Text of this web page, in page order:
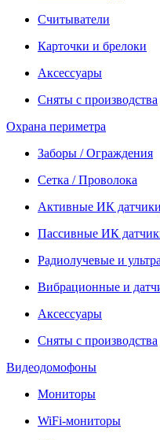
Считыватели
Карточки и брелоки
Аксессуары
Сняты с производства
Охрана периметра
Заборы / Ограждения
Сетка / Проволока
Активные ИК датчики
Пассивные ИК
Радиолучевые и
Вибрационные и
Аксессуары
Сняты с производства
Видеодомофоны
Мониторы
WiFi-мониторы